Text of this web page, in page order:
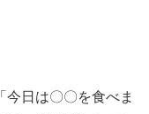
日は〇〇を食べま